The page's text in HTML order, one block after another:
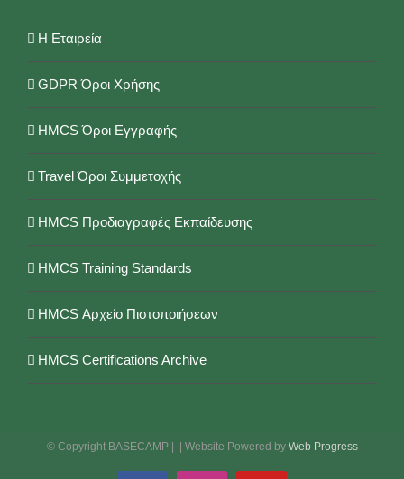
Η Εταιρεία
GDPR Όροι Χρήσης
HMCS Όροι Εγγραφής
Travel Όροι Συμμετοχής
HMCS Προδιαγραφές Εκπαίδευσης
HMCS Training Standards
HMCS Αρχείο Πιστοποιήσεων
HMCS Certifications Archive
© Copyright BASECAMP | | Website Powered by Web Progress